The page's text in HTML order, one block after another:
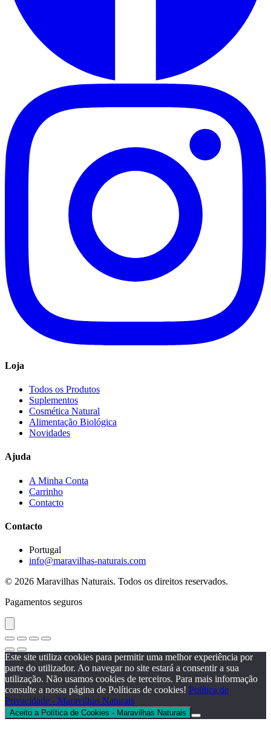
Loja
Todos os Produtos
Suplementos
Cosmética Natural
Alimentação Biológica
Novidades
Ajuda
A Minha Conta
Carrinho
Contacto
Contacto
Portugal
info@maravilhas-naturais.com
© 2026 Maravilhas Naturais. Todos os direitos reservados.
Pagamentos seguros
Este site utiliza cookies para permitir uma melhor experiência por
parte do utilizador. Ao navegar no site estará a consentir a sua
utilização. Não usamos cookies de terceiros. Para mais informação
consulte a nossa página de Políticas de cookies! Política de
Privacidade - Maravilhas Naturais
Aceito a Política de Cookies - Maravilhas Naturais